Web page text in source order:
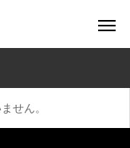
せん。